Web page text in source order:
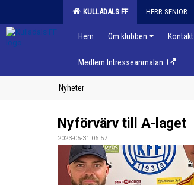
KULLADALS FF HERR SENIOR
Hem Om klubben Kontakt
Medlem Intresseanmälan
Nyheter
Nyförvärv till A-laget
2023-05-31 06:57